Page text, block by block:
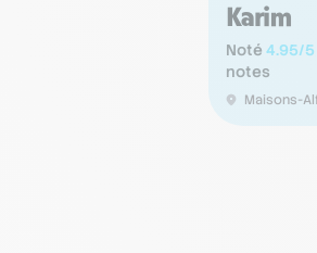
Karim
Noté 4.95/5
notes
Maisons-